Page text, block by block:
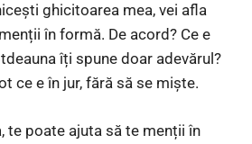
ghicitoarea mea, vei afla
în formă. De acord? Ce e
îți spune doar adevărul?
ce e în jur, fără să se miște.
te poate ajuta să te menții în